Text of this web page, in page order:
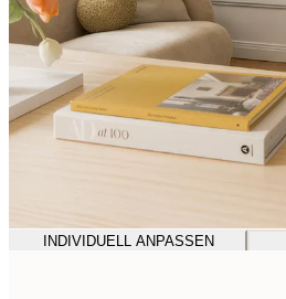
INDIVIDUELL ANPASSEN